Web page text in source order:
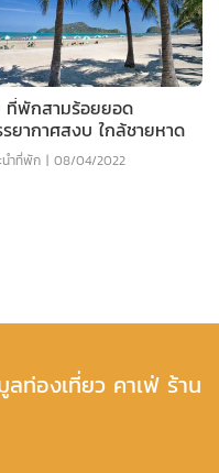
ที่พักสามร้อยยอด
ยากาศสงบ ใกล้ชายหาด
นำที่พัก | 08/04/2022
ลท่องเที่ยว คาเฟ่ ร้าน